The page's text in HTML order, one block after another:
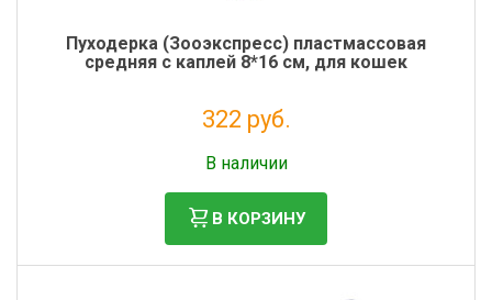
Пуходерка (Зооэкспресс) пластмассовая
средняя с каплей 8*16 см, для кошек
322 руб.
В наличии
В КОРЗИНУ